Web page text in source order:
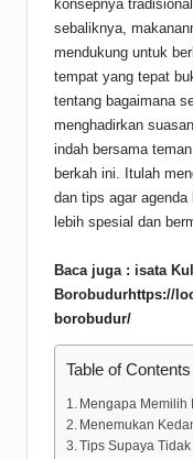
konsepnya
sebaliknya,
mendukung untuk
tempat yang tepat
tentang bagaimana
menghadirkan
indah bersama
berkah ini. Itulah
dan tips agar
lebih spesial dan
Baca juga : isata
Borobudurhttps://
borobudur/
Table of Contents
Mengapa Memilih
Menemukan
Tips Supaya